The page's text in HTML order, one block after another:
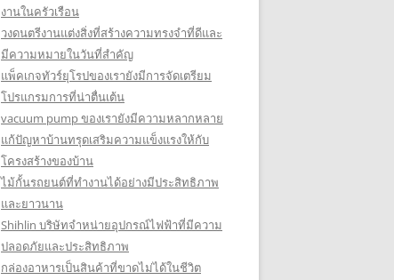
งานในครัวเรือน
วงดนตรีงานแต่งสิ่งที่สร้างความทรงจำที่ดีและ
มีความหมายในวันที่สำคัญ
แพ็คเกจทัวร์ยุโรปของเรายังมีการจัดเตรียม
โปรแกรมการที่น่าตื่นเต้น
vacuum pump ของเรายังมีความหลากหลาย
แก้ปัญหาบ้านทรุดเสริมความแข็งแรงให้กับ
โครงสร้างของบ้าน
ไม้กั้นรถยนต์ที่ทำงานได้อย่างมีประสิทธิภาพ
และยาวนาน
Shihlin บริษัทจำหน่ายอุปกรณ์ไฟฟ้าที่มีความ
ปลอดภัยและประสิทธิภาพ
กล่องอาหารเป็นสินค้าที่ขาดไม่ได้ในชีวิต